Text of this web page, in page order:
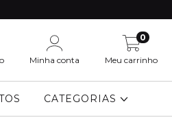
Minha conta Meu carrinho
0
CATEGORIAS